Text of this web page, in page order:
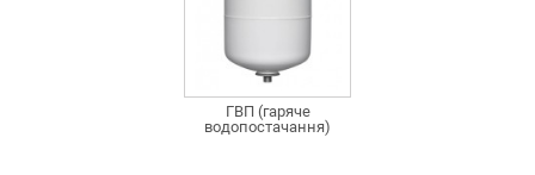
ГВП (гаряче
водопостачання)